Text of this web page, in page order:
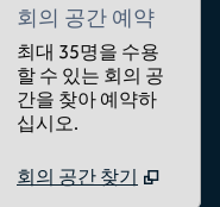
회의 공간 예약
최대 35명을 수용
할 수 있는 회의 공
간을 찾아 예약하
십시오.
회의 공간 찾기